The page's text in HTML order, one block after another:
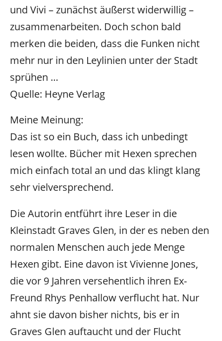
und Vivi – zunächst äußerst widerwillig –
zusammenarbeiten. Doch schon bald
merken die beiden, dass die Funken nicht
mehr nur in den Leylinien unter der Stadt
sprühen …
Quelle: Heyne Verlag
Meine Meinung:
Das ist so ein Buch, dass ich unbedingt
lesen wollte. Bücher mit Hexen sprechen
mich einfach total an und das klingt klang
sehr vielversprechend.
Die Autorin entführt ihre Leser in die
Kleinstadt Graves Glen, in der es neben den
normalen Menschen auch jede Menge
Hexen gibt. Eine davon ist Vivienne Jones,
die vor 9 Jahren versehentlich ihren Ex-
Freund Rhys Penhallow verflucht hat. Nur
ahnt sie davon bisher nichts, bis er in
Graves Glen auftaucht und der Flucht